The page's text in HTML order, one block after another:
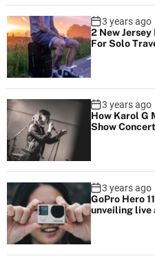
3 years ago
2 New
For Solo
3 years ago
How Karol G
Show Concert
3 years ago
GoPro Hero
unveiling live